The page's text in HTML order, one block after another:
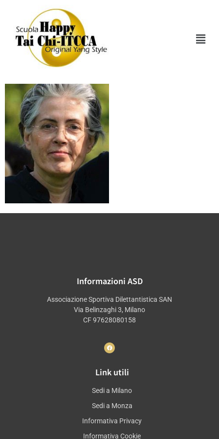
DSC_4314Bis
Informazioni ASD
Associazione Sportiva Dilettantistica SAN
Via Belinzaghi 3, Milano
CF 97628080158
Link utili
Sedi a Milano
Sedi a Monza
Informativa Privacy
Informativa Cookie